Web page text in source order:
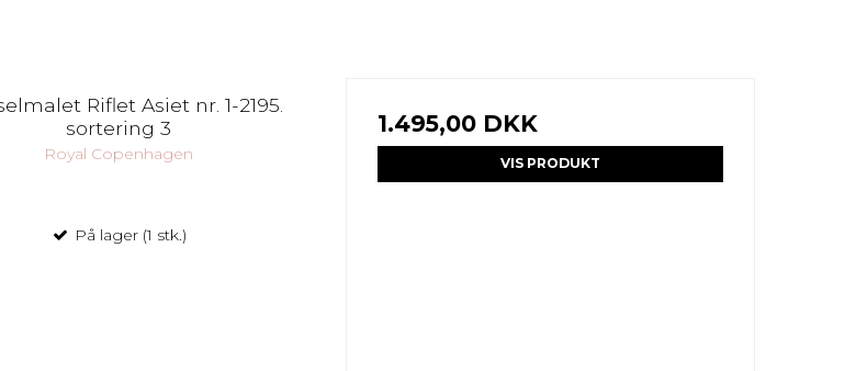
Riflet Asiet nr. 1-2195.
sortering 3
Royal Copenhagen
På lager (1 stk.)
1.495,00 DKK
VIS PRODUKT